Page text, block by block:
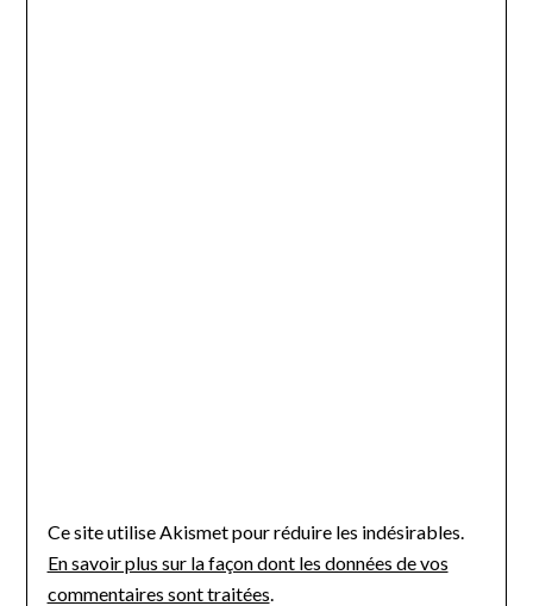
Ce site utilise Akismet pour réduire les indésirables.
En savoir plus sur la façon dont les données de vos
commentaires sont traitées.